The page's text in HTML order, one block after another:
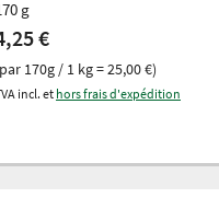
g
€
170g / 1 kg = 25,00 €)
incl. ethors frais d'expédition